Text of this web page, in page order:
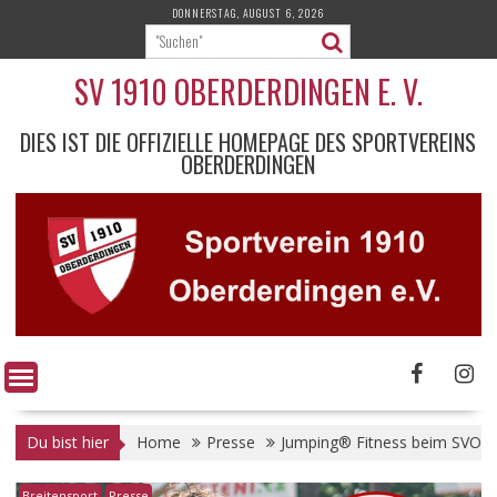
content
DONNERSTAG, AUGUST 6, 2026
SV 1910 OBERDERDINGEN E. V.
DIES IST DIE OFFIZIELLE HOMEPAGE DES SPORTVEREINS
OBERDERDINGEN
Du bist hier Home Presse Jumping® Fitness beim SVO